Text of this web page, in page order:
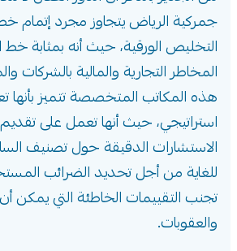
جمركية الرياضيتجاوز مجرد إتمام
التخليص الورقية، حيث أنه بمثابة خط
المخاطر التجارية والمالية بالشركات
هذه المكاتب المتخصصة تتميز بأنها
استراتيجي، حيث أنها تعمل على
الاستشارات الدقيقة حول تصنيف
للغاية من أجل تحديد الضرائب
تجنب التقييمات الخاطئة التي يمكن
والعقوبات.